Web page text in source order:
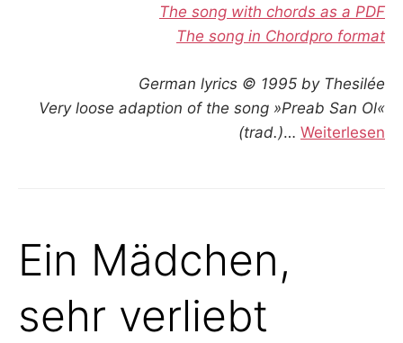
The song with chords as a PDF
The song in Chordpro format
German lyrics © 1995 by Thesilée
Very loose adaption of the song »Preab San Ol«
(trad.)… Weiterlesen
Ein Mädchen,
sehr verliebt